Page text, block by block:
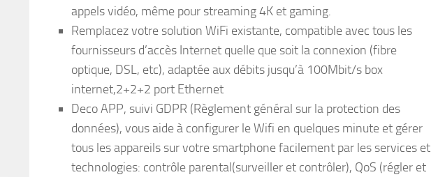
appels vidéo, même pour streaming 4K et gaming.
Remplacez votre solution WiFi existante, compatible avec tous les
fournisseurs d’accès Internet quelle que soit la connexion (fibre
optique, DSL, etc), adaptée aux débits jusqu’à 100Mbit/s box
internet,2+2+2 port Ethernet
Deco APP, suivi GDPR (Règlement général sur la protection des
données), vous aide à configurer le Wifi en quelques minute et gérer
tous les appareils sur votre smartphone facilement par les services et
technologies: contrôle parental(surveiller et contrôler), QoS (régler et